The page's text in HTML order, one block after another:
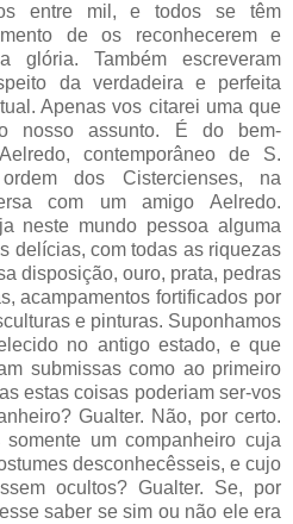
entre mil, e todos se têm
de os reconhecerem e
glória. Também escreveram
da verdadeira e perfeita
Apenas vos citarei uma que
nosso assunto. É do bem-
contemporâneo de S.
dos Cistercienses, na
com um amigo Aelredo.
neste mundo pessoa alguma
delícias, com todas as riquezas
disposição, ouro, prata, pedras
acampamentos fortificados por
e pinturas. Suponhamos
no antigo estado, e que
submissas como ao primeiro
estas coisas poderiam ser-vos
Gualter. Não, por certo.
um companheiro cuja
desconhecêsseis, e cujo
ocultos? Gualter. Se, por
saber se sim ou não ele era